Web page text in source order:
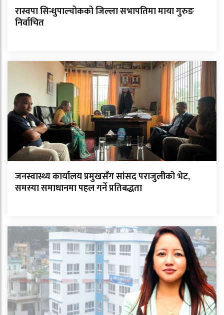
रास्वपा सिन्धुपाल्चोकको जिल्ला सभापतिमा माया गुरुङ
निर्वाचित
जनस्वास्थ्य कार्यालय प्रमुखसँग सांसद पराजुलीको भेट,
समस्या समाधानमा पहल गर्ने प्रतिबद्धता